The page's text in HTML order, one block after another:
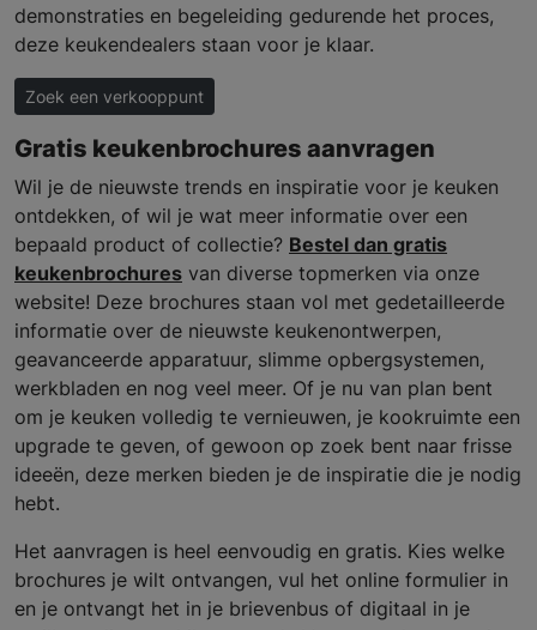
demonstraties en begeleiding gedurende het proces,
deze keukendealers staan voor je klaar.
Zoek een verkooppunt
Gratis keukenbrochures aanvragen
Wil je de nieuwste trends en inspiratie voor je keuken
ontdekken, of wil je wat meer informatie over een
bepaald product of collectie? Bestel dan gratis
keukenbrochures van diverse topmerken via onze
website! Deze brochures staan vol met gedetailleerde
informatie over de nieuwste keukenontwerpen,
geavanceerde apparatuur, slimme opbergsystemen,
werkbladen en nog veel meer. Of je nu van plan bent
om je keuken volledig te vernieuwen, je kookruimte een
upgrade te geven, of gewoon op zoek bent naar frisse
ideeën, deze merken bieden je de inspiratie die je nodig
hebt.
Het aanvragen is heel eenvoudig en gratis. Kies welke
brochures je wilt ontvangen, vul het online formulier in
en je ontvangt het in je brievenbus of digitaal in je